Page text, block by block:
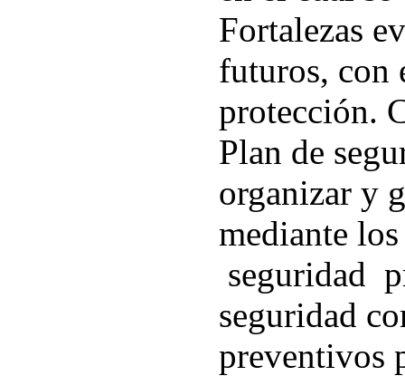
Fortalezas
futuros, con
protección.
Plan de
organizar y
mediante
seguridad
seguridad
preventivos